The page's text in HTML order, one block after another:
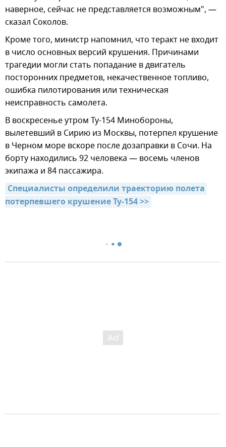
наверное, сейчас не представляется возможным", —
сказал Соколов.
Кроме того, министр напомнил, что теракт не входит
в число основных версий крушения. Причинами
трагедии могли стать попадание в двигатель
посторонних предметов, некачественное топливо,
ошибка пилотирования или техническая
неисправность самолета.
В воскресенье утром Ту-154 Минобороны,
вылетевший в Сирию из Москвы, потерпел крушение
в Черном море вскоре после дозаправки в Сочи. На
борту находились 92 человека — восемь членов
экипажа и 84 пассажира.
Специалисты определили траекторию полета
потерпевшего крушение Ту-154 >>